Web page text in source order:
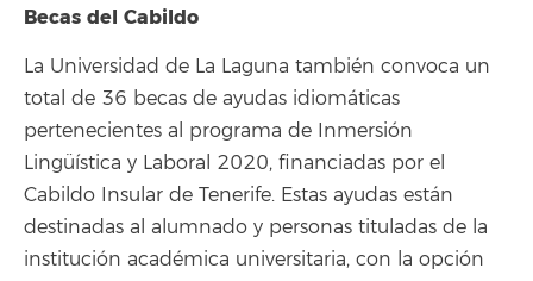
Becas del Cabildo
La Universidad de La Laguna también convoca un
total de 36 becas de ayudas idiomáticas
pertenecientes al programa de Inmersión
Lingüística y Laboral 2020, financiadas por el
Cabildo Insular de Tenerife. Estas ayudas están
destinadas al alumnado y personas tituladas de la
institución académica universitaria, con la opción